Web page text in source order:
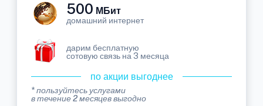
500 МБит
домашний интернет
дарим бесплатную
сотовую связь на 3 месяца
по акции выгоднее
* пользуйтесь услугами
в течение 2 месяцев выгодно